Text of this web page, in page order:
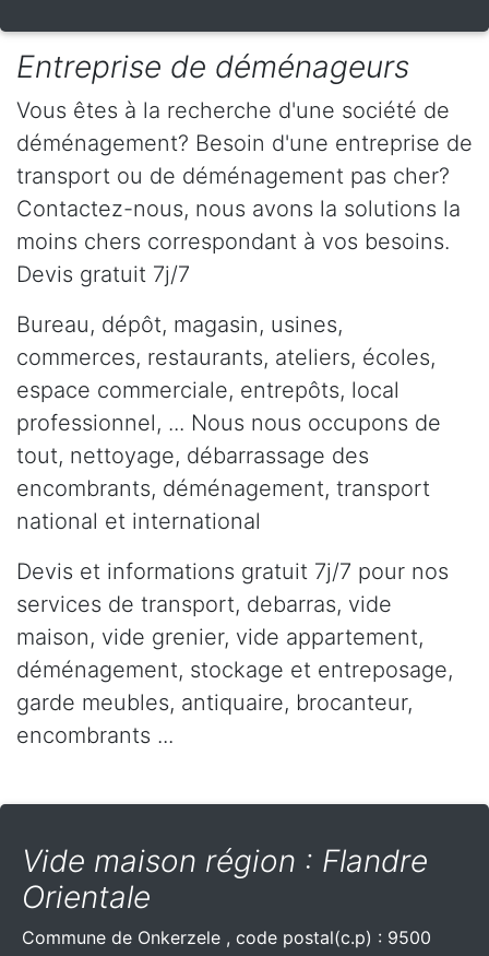
Entreprise de déménageurs
Vous êtes à la recherche d'une société de
déménagement? Besoin d'une entreprise de
transport ou de déménagement pas cher?
Contactez-nous, nous avons la solutions la
moins chers correspondant à vos besoins.
Devis gratuit 7j/7
Bureau, dépôt, magasin, usines,
commerces, restaurants, ateliers, écoles,
espace commerciale, entrepôts, local
professionnel, ... Nous nous occupons de
tout, nettoyage, débarrassage des
encombrants, déménagement, transport
national et international
Devis et informations gratuit 7j/7 pour nos
services de transport, debarras, vide
maison, vide grenier, vide appartement,
déménagement, stockage et entreposage,
garde meubles, antiquaire, brocanteur,
encombrants ...
Vide maison région : Flandre
Orientale
Commune de Onkerzele , code postal(c.p) : 9500